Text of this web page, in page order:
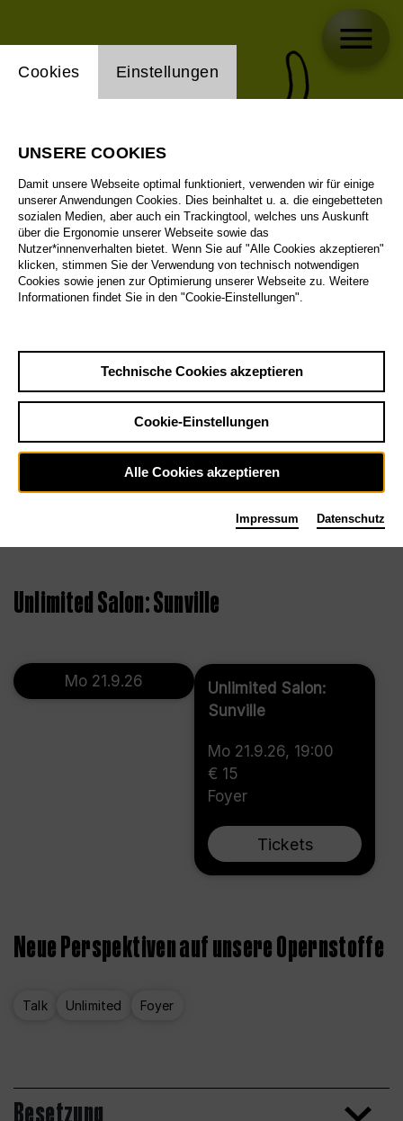
Unlimited Salon: Sunville
Mo 21.9.26
Unlimited Salon:
Sunville
Mo 21.9.26, 19:00
€ 15
Foyer
Tickets
Neue Perspektiven auf unsere Opernstoffe
Talk Unlimited Foyer
Einstellung Website Cookie
Cookies Einstellungen
UNSERE COOKIES
Damit unsere Webseite optimal funktioniert, verwenden wir für einige
unserer Anwendungen Cookies. Dies beinhaltet u. a. die eingebetteten
sozialen Medien, aber auch ein Trackingtool, welches uns Auskunft
über die Ergonomie unserer Webseite sowie das
Nutzer*innenverhalten bietet. Wenn Sie auf "Alle Cookies akzeptieren"
klicken, stimmen Sie der Verwendung von technisch notwendigen
Cookies sowie jenen zur Optimierung unserer Webseite zu. Weitere
Informationen findet Sie in den "Cookie-Einstellungen".
Technische Cookies akzeptieren
Cookie-Einstellungen
Alle Cookies akzeptieren
Impressum Datenschutz